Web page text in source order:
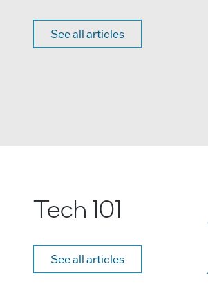
See all articles
Tech 101
See all articles